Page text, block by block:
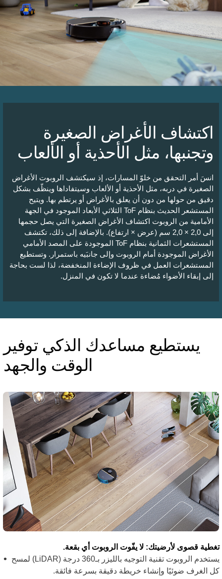
اكتشاف الأغراض الصغيرة
وتجنبها، مثل الأحذية أو الألعاب
انسَ أمر التحقق من خلوّ المسارات، إذ سيكتشف الروبوت الأغراض
الصغيرة في دربه، مثل الأحذية أو الألعاب وسيتفاداها وينظّف بشكل
دقيق من حولها من دون أن يعلق بالأغراض أو يرتطم بها. ويتيح
المستشعر الحديث بنظام ToF الثلاثي الأبعاد الموجود في الجهة
الأمامية من الروبوت اكتشاف الأغراض الصغيرة التي يصل حجمها
إلى 2,0 × 2,0 سم (عرض × ارتفاع). بالإضافة إلى ذلك، تكتشف
المستشعرات الثمانية بنظام ToF الموجودة على المصد الأمامي
الأغراض الموجودة أمام الروبوت وإلى جانبَيه باستمرار. وتستطيع
المستشعرات العمل في ظروف الإضاءة المنخفضة، لذا لست بحاجة
إلى إبقاء الأضواء مُضاءة عندما لا تكون في المنزل.
يستطيع مساعدك الذكي توفير
الوقت والجهد
قصوى لأرضيتك: لا يفّوت الروبوت أي بقعة.
يستخدم الروبوت تقنية التوجيه بالليزر بـ360 درجة (LiDAR) لمسح
الغرف ضوئيًا وإنشاء خريطة دقيقة بسرعة فائقة.